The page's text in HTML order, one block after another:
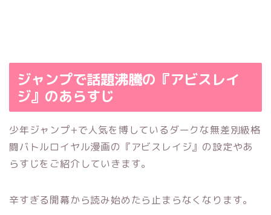
ジャンプで話題沸騰の『アビスレイ
ジ』のあらすじ
少年ジャンプ+で人気を博しているダークな無差別級格
闘バトルロイヤル漫画の『アビスレイジ』の設定やあ
らすじをご紹介していきます。
辛すぎる開幕から読み始めたら止まらなくなります。